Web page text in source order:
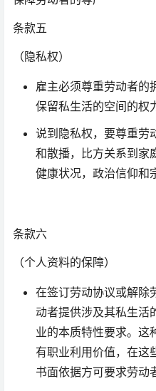
条款五
（隐私权）
雇主必须尊重劳动者的
保留私生活的空间的权
说到隐私权，要尊重劳
和散播，比方关系到家
健康状况，政治信仰和
条款六
（个人资料的保障）
在签订劳动协议或解除
动者提供涉及其私生活
业的本质特性要求。这
有职业利用价值，在这
书面依据方可要求劳动